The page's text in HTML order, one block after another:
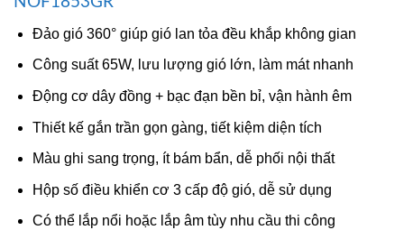
Đảo gió 360° giúp gió lan tỏa đều khắp không gian
Công suất 65W, lưu lượng gió lớn, làm mát nhanh
Động cơ dây đồng + bạc đạn bền bỉ, vận hành êm
Thiết kế gắn trần gọn gàng, tiết kiệm diện tích
Màu ghi sang trọng, ít bám bẩn, dễ phối nội thất
Hộp số điều khiển cơ 3 cấp độ gió, dễ sử dụng
Có thể lắp nổi hoặc lắp âm tùy nhu cầu thi công